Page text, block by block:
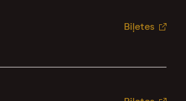
Biļetes